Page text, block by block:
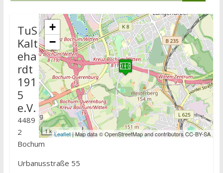
+
−
1 kmLeaflet| Map data © OpenStreetMap and contributors CC-BY-SA
TuS
Kalt
eha
rdt
191
5
e.V.
4489
2
Bochum
Urbanusstraße 55